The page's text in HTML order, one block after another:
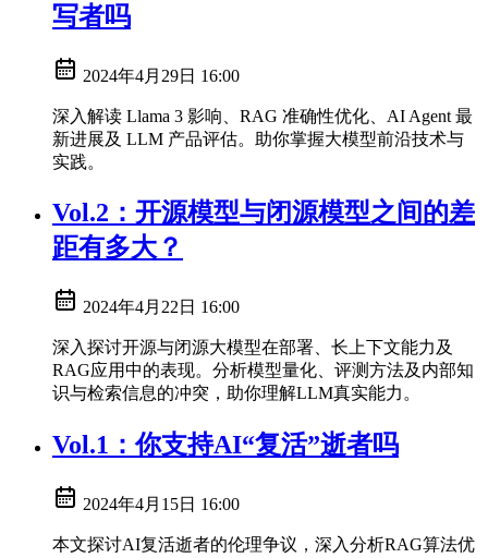
写者吗
2024年4月29日 16:00
深入解读 Llama 3 影响、RAG 准确性优化、AI Agent 最
新进展及 LLM 产品评估。助你掌握大模型前沿技术与
实践。
Vol.2：开源模型与闭源模型之间的差
距有多大？
2024年4月22日 16:00
深入探讨开源与闭源大模型在部署、长上下文能力及
RAG应用中的表现。分析模型量化、评测方法及内部知
识与检索信息的冲突，助你理解LLM真实能力。
Vol.1：你支持AI“复活”逝者吗
2024年4月15日 16:00
本文探讨AI复活逝者的伦理争议，深入分析RAG算法优